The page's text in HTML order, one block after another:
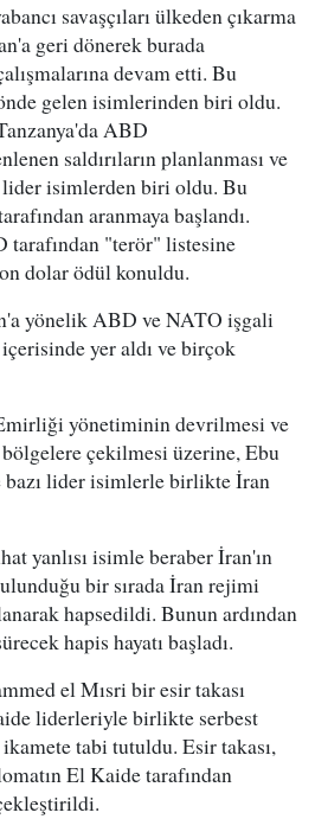
savaşçıları ülkeden çıkarma
geri dönerek burada
devam etti. Bu
gelen isimlerinden biri oldu.
ABD
saldırıların planlanması ve
isimlerden biri oldu. Bu
aranmaya başlandı.
tarafından "terör" listesine
dolar ödül konuldu.
yönelik ABD ve NATO işgali
yer aldı ve birçok
yönetiminin devrilmesi ve
bölgelere çekilmesi üzerine, Ebu
bazı lider isimlerle birlikte İran
yanlısı isimle beraber İran'ın
bir sırada İran rejimi
hapsedildi. Bunun ardından
hapis hayatı başladı.
el Mısri bir esir takası
liderleriyle birlikte serbest
tabi tutuldu. Esir takası,
El Kaide tarafından